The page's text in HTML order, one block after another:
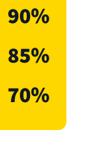
90%
85%
70%